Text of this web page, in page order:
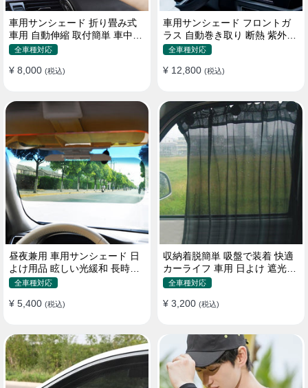
車用サンシェード 折り畳み式
車用 自動伸縮 取付簡単 車中泊
紫外線UVカット 仮眠 断熱
全車種対応
¥ 8,000 (税込)
車用サンシェード フロントガ
ラス 自動巻き取り 断熱 紫外線
UVカット 取付収納便利
全車種対応
¥ 12,800 (税込)
昼夜兼用 車用サンシェード 日
よけ用品 眩しい光緩和 長時間
運転 特殊遮光素材
全車種対応
¥ 5,400 (税込)
収納着脱簡単 吸盤で装着 快適
カーライフ 車用 日よけ 遮光
UVカット 通気
全車種対応
¥ 3,200 (税込)